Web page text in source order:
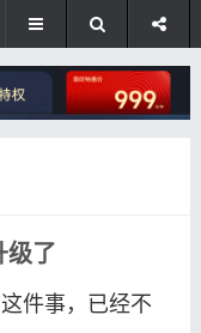
级了
件事，已经不